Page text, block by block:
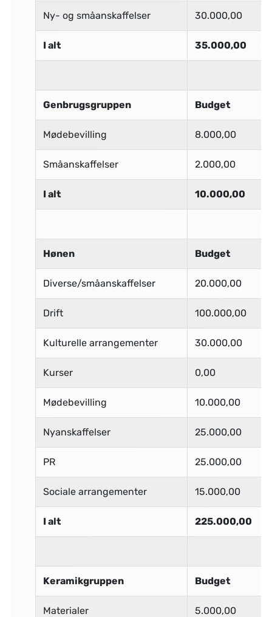
Ny- og småanskaffelser 30.000,00
I alt 35.000,00
Genbrugsgruppen Budget
Mødebevilling 8.000,00
Småanskaffelser 2.000,00
I alt 10.000,00
Hønen Budget
Diverse/småanskaffelser 20.000,00
Drift 100.000,00
Kulturelle arrangementer 30.000,00
Kurser 0,00
Mødebevilling 10.000,00
Nyanskaffelser 25.000,00
PR 25.000,00
Sociale arrangementer 15.000,00
I alt 225.000,00
Keramikgruppen Budget
Materialer 5.000,00